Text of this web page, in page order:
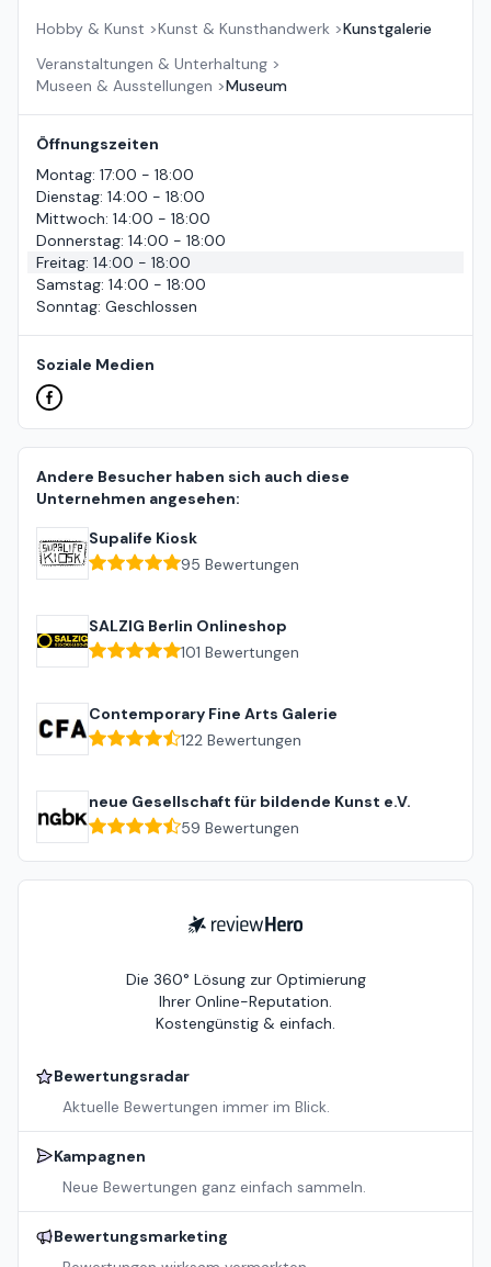
Hobby & Kunst >Kunst & Kunsthandwerk >Kunstgalerie
Veranstaltungen & Unterhaltung >
Museen & Ausstellungen >Museum
Öffnungszeiten
Montag: 17:00 - 18:00
Dienstag: 14:00 - 18:00
Mittwoch: 14:00 - 18:00
Donnerstag: 14:00 - 18:00
Freitag: 14:00 - 18:00
Samstag: 14:00 - 18:00
Sonntag: Geschlossen
Soziale Medien
Andere Besucher haben sich auch diese
Unternehmen angesehen:
Supalife Kiosk
95 Bewertungen
SALZIG Berlin Onlineshop
101 Bewertungen
Contemporary Fine Arts Galerie
122 Bewertungen
neue Gesellschaft für bildende Kunst e.V.
59 Bewertungen
ReviewHero
Die 360° Lösung zur Optimierung
Ihrer Online-Reputation.
Kostengünstig & einfach.
Bewertungsradar
Aktuelle Bewertungen immer im Blick.
Kampagnen
Neue Bewertungen ganz einfach sammeln.
Bewertungsmarketing